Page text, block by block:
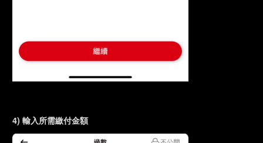
4) 輸入所需繳付金額